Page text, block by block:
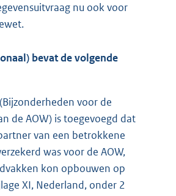
nu ook voor
bevat de volgende
voor de
de AOW) is toegevoegd dat
van een betrokkene
was voor de AOW,
kon opbouwen op
XI, Nederland, onder 2